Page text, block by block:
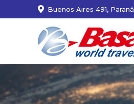
Buenos Aires 491, Paraná